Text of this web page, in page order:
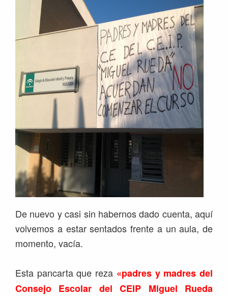
De nuevo y casi sin habernos dado cuenta, aquí
volvemos a estar sentados frente a un aula, de
momento, vacía.
Esta pancarta que reza «padres y madres del
Consejo Escolar del CEIP Miguel Rueda